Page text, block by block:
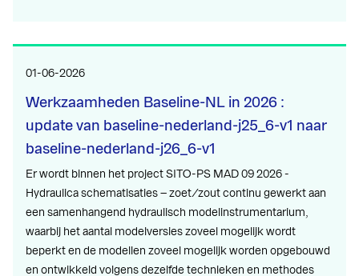
01-06-2026
Werkzaamheden Baseline-NL in 2026 :
update van baseline-nederland-j25_6-v1 naar
baseline-nederland-j26_6-v1
Er wordt binnen het project SITO-PS MAD 09 2026 -
Hydraulica schematisaties – zoet/zout continu gewerkt aan
een samenhangend hydraulisch modelinstrumentarium,
waarbij het aantal modelversies zoveel mogelijk wordt
beperkt en de modellen zoveel mogelijk worden opgebouwd
en ontwikkeld volgens dezelfde technieken en methodes